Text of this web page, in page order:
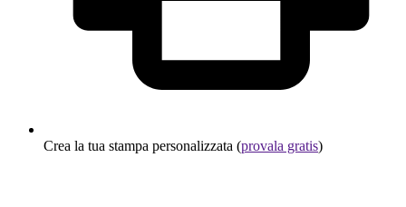
Crea la tua stampa personalizzata (provala gratis)